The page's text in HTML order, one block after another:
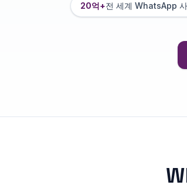
20억+전 세계 WhatsApp